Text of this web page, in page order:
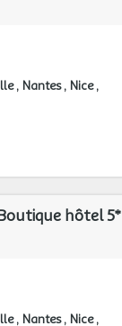
Nantes Nice
hôtel 5*
Nantes Nice